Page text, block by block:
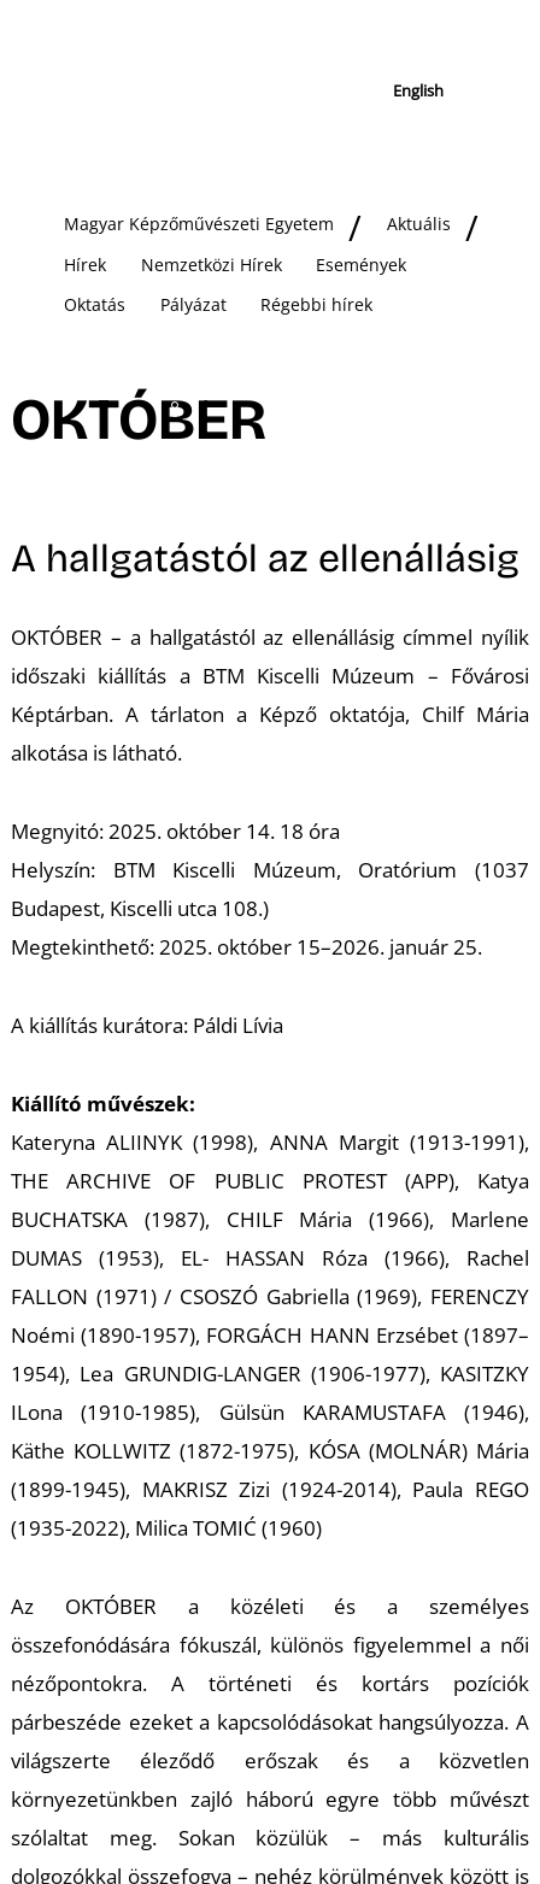
English
Magyar Képzőművészeti Egyetem
Aktuális
Hírek
Nemzetközi Hírek
Események
Oktatás
Pályázat Régebbi hírek
OKTÓBER
A hallgatástól az ellenállásig
OKTÓBER – a hallgatástól az ellenállásig címmel nyílik
időszaki kiállítás a BTM Kiscelli Múzeum – Fővárosi
Képtárban. A tárlaton a Képző oktatója, Chilf Mária
alkotása is látható.
Megnyitó: 2025. október 14. 18 óra
Helyszín: BTM Kiscelli Múzeum, Oratórium (1037
Budapest, Kiscelli utca 108.)
Megtekinthető: 2025. október 15–2026. január 25.
A kiállítás kurátora: Páldi Lívia
Kiállító művészek:
Kateryna ALIINYK (1998), ANNA Margit (1913-1991),
THE ARCHIVE OF PUBLIC PROTEST (APP), Katya
BUCHATSKA (1987), CHILF Mária (1966), Marlene
DUMAS (1953), EL- HASSAN Róza (1966), Rachel
FALLON (1971) / CSOSZÓ Gabriella (1969), FERENCZY
Noémi (1890-1957), FORGÁCH HANN Erzsébet (1897–
1954), Lea GRUNDIG-LANGER (1906-1977), KASITZKY
ILona (1910-1985), Gülsün KARAMUSTAFA (1946),
Käthe KOLLWITZ (1872-1975), KÓSA (MOLNÁR) Mária
(1899-1945), MAKRISZ Zizi (1924-2014), Paula REGO
(1935-2022), Milica TOMIĆ (1960)
Az OKTÓBER a közéleti és a személyes
összefonódására fókuszál, különös figyelemmel a női
nézőpontokra. A történeti és kortárs pozíciók
párbeszéde ezeket a kapcsolódásokat hangsúlyozza. A
világszerte éleződő erőszak és a közvetlen
környezetünkben zajló háború egyre több művészt
szólaltat meg. Sokan közülük – más kulturális
dolgozókkal összefogva – nehéz körülmények között is